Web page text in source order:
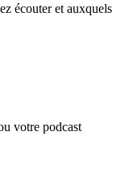
écouter et auxquels
votre podcast